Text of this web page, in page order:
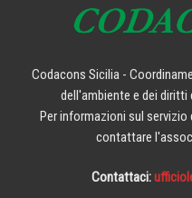
Codacons Sicilia -
dell'ambiente e dei
Per informazioni sul servizio
contattare
Contattaci: